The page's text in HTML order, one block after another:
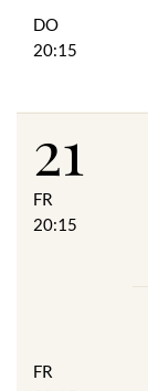
DO
20:15
21
FR
20:15
FR